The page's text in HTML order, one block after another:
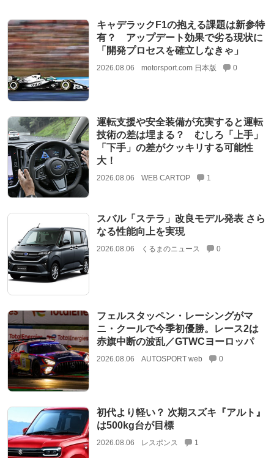
キャデラックF1の抱える課題は新参特
有？ アップデート効果で劣る現状に
「開発プロセスを確立しなきゃ」
2026.08.06 motorsport.com 日本版 0
運転支援や安全装備が充実すると運転
技術の差は埋まる？ むしろ「上手」
「下手」の差がクッキリする可能性
大！
2026.08.06 WEB CARTOP 1
スバル「ステラ」改良モデル発表 さら
なる性能向上を実現
2026.08.06 くるまのニュース 0
フェルスタッペン・レーシングがマ
ニ・クールで今季初優勝。レース2は
赤旗中断の波乱／GTWCヨーロッパ
2026.08.06 AUTOSPORT web 0
初代より軽い？ 次期スズキ『アルト』
は500kg台が目標
2026.08.06 レスポンス 1